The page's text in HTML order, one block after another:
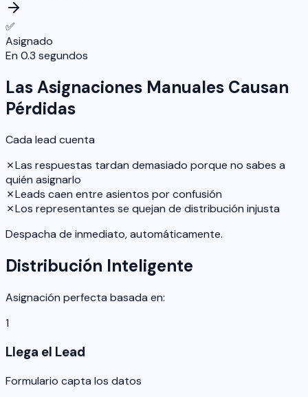
✅
Asignado
En 0.3 segundos
Las Asignaciones Manuales Causan
Pérdidas
Cada lead cuenta
✗Las respuestas tardan demasiado porque no sabes a
quién asignarlo
✗Leads caen entre asientos por confusión
✗Los representantes se quejan de distribución injusta
Despacha de inmediato, automáticamente.
Distribución Inteligente
Asignación perfecta basada en:
1
Llega el Lead
Formulario capta los datos